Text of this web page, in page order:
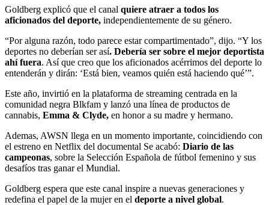
Goldberg explicó que el canal quiere atraer a todos los
aficionados del deporte, independientemente de su género.
“Por alguna razón, todo parece estar compartimentado”, dijo. “Y los
deportes no deberían ser así. Debería ser sobre el mejor deportista
ahí fuera. Así que creo que los aficionados acérrimos del deporte lo
entenderán y dirán: ‘Está bien, veamos quién está haciendo qué’”.
Este año, invirtió en la plataforma de streaming centrada en la
comunidad negra Blkfam y lanzó una línea de productos de
cannabis, Emma & Clyde, en honor a su madre y hermano.
Ademas, AWSN llega en un momento importante, coincidiendo con
el estreno en Netflix del documental Se acabó: Diario de las
campeonas, sobre la Selección Española de fútbol femenino y sus
desafíos tras ganar el Mundial.
Goldberg espera que este canal inspire a nuevas generaciones y
redefina el papel de la mujer en el deporte a nivel global.